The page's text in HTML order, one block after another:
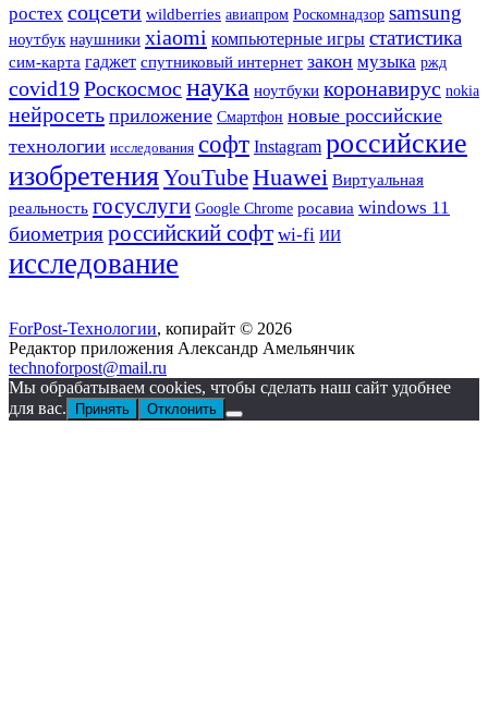
ростех соцсети wildberries авиапром Роскомнадзор samsung
ноутбук наушники xiaomi компьютерные игры статистика
сим-карта гаджет спутниковый интернет закон музыка ржд
covid19Роскосмос наука ноутбуки коронавирус nokia
нейросеть приложение Смартфон новые российские
технологии исследования софт Instagram российские
изобретенияYouTubeHuawei Виртуальная
реальность госуслуги Google Chrome росавиа windows 11
биометрияроссийский софт wi-fi ИИ
исследование
ForPost-Технологии, копирайт © 2026
Редактор приложения Александр Амельянчик
technoforpost@mail.ru
Мы обрабатываем cookies, чтобы сделать наш сайт удобнее
для вас.
Принять Отклонить